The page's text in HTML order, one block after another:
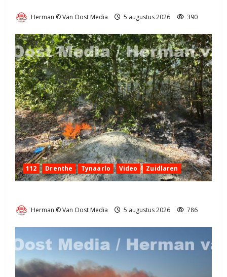
Herman © Van Oost Media 5 augustus 2026 390
112 Drenthe Tynaarlo Video Zuidlaren
Herman © Van Oost Media 5 augustus 2026 786